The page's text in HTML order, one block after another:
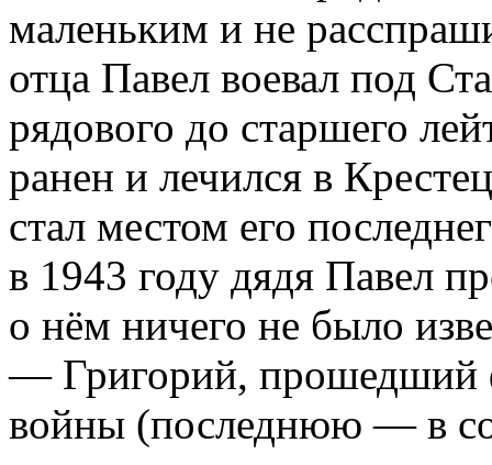
маленьким и не
отца Павел воевал под
рядового до старшего
ранен и лечился в
стал местом его
в 1943 году дядя Павел
о нём ничего не было
— Григорий, прошедший
войны (последнюю — в